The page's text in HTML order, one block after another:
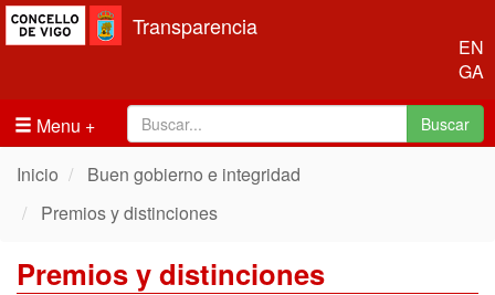
EN
GA
Transparencia
Menu Buscar
Inicio
Buen gobierno e integridad
Premios y distinciones
Premios y distinciones